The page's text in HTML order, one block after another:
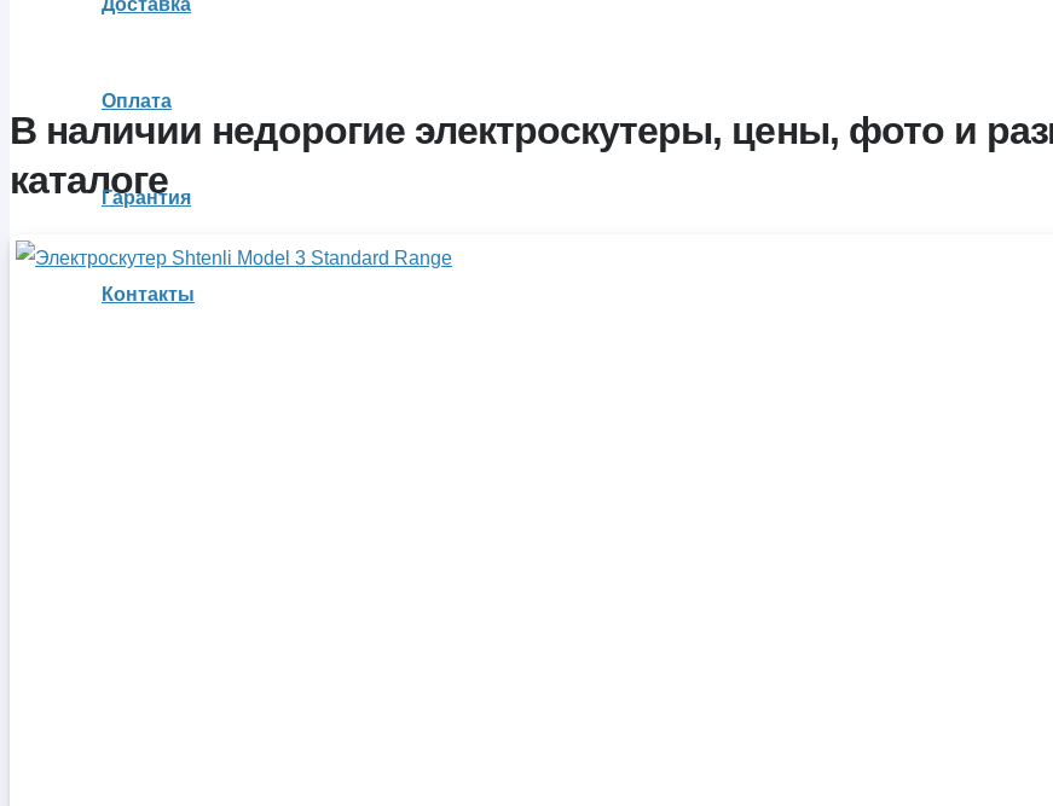
Доставка
Оплата
Гарантия
Контакты
В наличии недорогие электроскутеры, цены, фото и
каталоге